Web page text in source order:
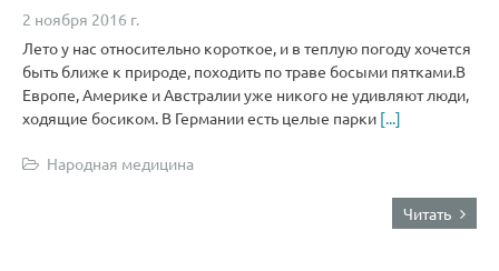
2 ноября 2016 г.
Лето у нас относительно короткое, и в теплую погоду хочется
быть ближе к природе, походить по траве босыми пятками.В
Европе, Америке и Австралии уже никого не удивляют люди,
ходящие босиком. В Германии есть целые парки [...]
Народная медицина
Читать